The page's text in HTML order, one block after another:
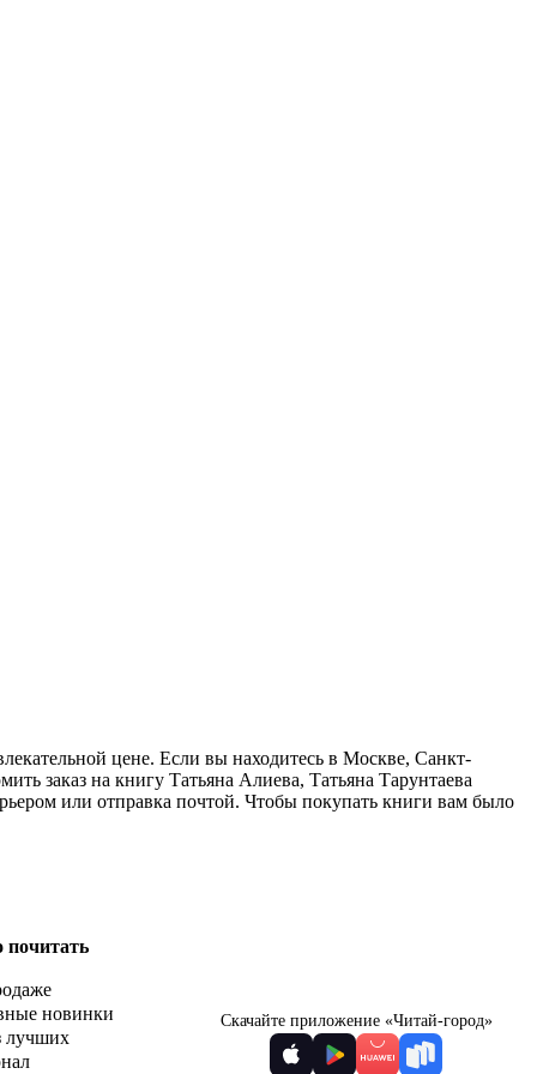
цене. Если вы находитесь в Москве, Санкт-
заказ на книгу Татьяна Алиева, Татьяна Тарунтаева
или отправка почтой. Чтобы покупать книги вам было
почитать
новинки
лучших
Скачайте приложение «Читай-город»